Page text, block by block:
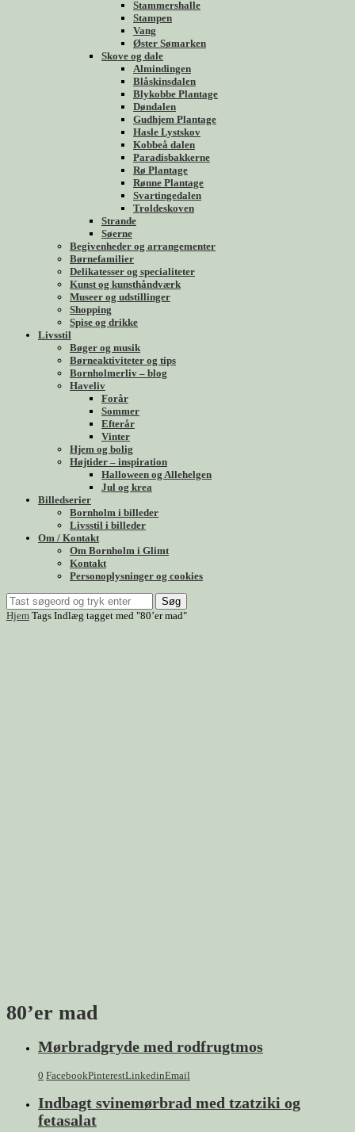
Stammershalle
Stampen
Vang
Øster Sømarken
Skove og dale
Almindingen
Blåskinsdalen
Blykobbe Plantage
Døndalen
Gudhjem Plantage
Hasle Lystskov
Kobbeå dalen
Paradisbakkerne
Rø Plantage
Rønne Plantage
Svartingedalen
Troldeskoven
Strande
Søerne
Begivenheder og arrangementer
Børnefamilier
Delikatesser og specialiteter
Kunst og kunsthåndværk
Museer og udstillinger
Shopping
Spise og drikke
Livsstil
Bøger og musik
Børneaktiviteter og tips
Bornholmerliv – blog
Haveliv
Forår
Sommer
Efterår
Vinter
Hjem og bolig
Højtider – inspiration
Halloween og Allehelgen
Jul og krea
Billedserier
Bornholm i billeder
Livsstil i billeder
Om / Kontakt
Om Bornholm i Glimt
Kontakt
Personoplysninger og cookies
Søg
Hjem Tags Indlæg tagget med "80’er mad"
80’er mad
Mørbradgryde med rodfrugtmos
0 FacebookPinterestLinkedinEmail
Indbagt svinemørbrad med tzatziki og
fetasalat